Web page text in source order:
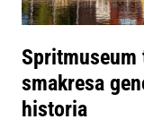
Spritmuseum
smakresa
historia